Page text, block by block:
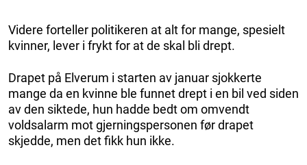
Videre forteller politikeren at alt for mange, spesielt
kvinner, lever i frykt for at de skal bli drept.
Drapet på Elverum i starten av januar sjokkerte
mange da en kvinne ble funnet drept i en bil ved siden
av den siktede, hun hadde bedt om omvendt
voldsalarm mot gjerningspersonen før drapet
skjedde, men det fikk hun ikke.